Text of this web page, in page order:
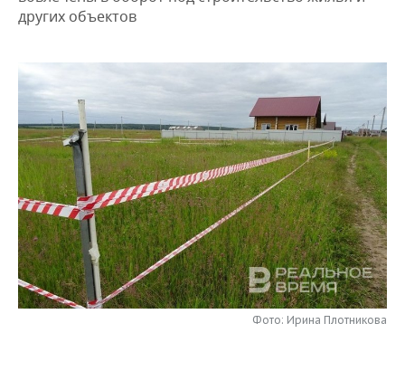
ВУЗЫ ТАТАРСТАНА
КОМУ ПРИНАДЛЕЖАТ
ТОРГОВЫЕ ЦЕНТРЫ
ТАТАРСТАНА
БАНКИ
БЮДЖЕТ
ИНВЕСТИЦИИ
МАШИНОСТРОЕНИЕ
НЕФТЕХИМИЯ
НЕФТЬ
ОПК
ЭНЕРГЕТИКА
НОВОСТИ НЕДВИЖИМОСТИ
НОВОСТИ АВТО
БИЗНЕС
НОВОСТИ БИЗНЕСА
РОЗНИЧНАЯ ТОРГОВЛЯ
ТРАНСПОРТ
УСЛУГИ
ТЕХНОЛОГИИ
НОВОСТИ ТЕХНОЛОГИЙ
IT
МЕДИА
ТЕЛЕКОММУНИКАЦИИ
МЕРОПРИЯТИЯ
НОВОСТИ МЕРОПРИЯТИЙ
ВЫЕЗДНАЯ РЕДАКЦИЯ
БИЗНЕС-БРАНЧИ
СПОРТ
НОВОСТИ СПОРТА
ФУТБОЛ
ОБЩЕСТВО
НОВОСТИ ОБЩЕСТВА
ФОТОГАЛЕРЕЯ
других объектов
Фото: Ирина Плотникова